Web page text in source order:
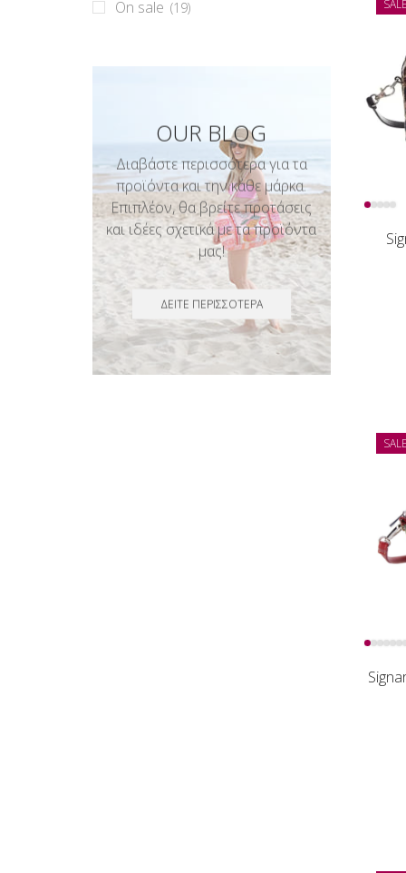
SALE
SALE
On sale (19)
OUR BLOG
Διαβάστε περισσότερα για τα
προϊόντα και την κάθε μάρκα.
Επιπλέον, θα βρείτε προτάσεις
και ιδέες σχετικά με τα προϊόντα
μας!
ΔΕΊΤΕ ΠΕΡΙΣΣΌΤΕΡΑ